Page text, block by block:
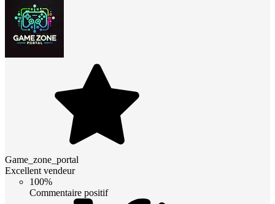
Game_zone_portal
Excellent vendeur
100%
Commentaire positif